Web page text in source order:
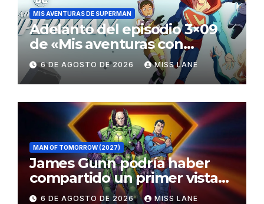
MIS AVENTURAS DE SUPERMAN
Adelanto del episodio 3×09
de «Mis aventuras con
Superman»
6 DE AGOSTO DE 2026 MISS LANE
MAN OF TOMORROW (2027)
James Gunn podría haber
compartido un primer vistazo
al traje de Brainiac
6 DE AGOSTO DE 2026 MISS LANE